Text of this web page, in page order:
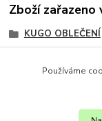
Zboží zařazeno
KUGO OBLEČENÍ
DÍVČÍ OBLEČENÍ
Používáme